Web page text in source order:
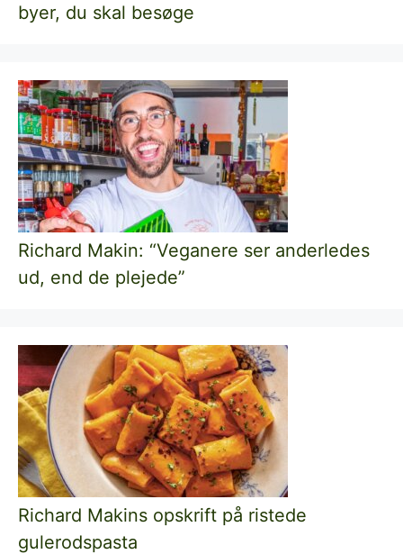
byer, du skal besøge
Richard Makin: “Veganere ser anderledes
ud, end de plejede”
Richard Makins opskrift på ristede
gulerodspasta